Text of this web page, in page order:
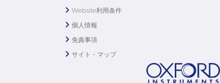
Website利用条件
個人情報
免責事項
サイト・マップ